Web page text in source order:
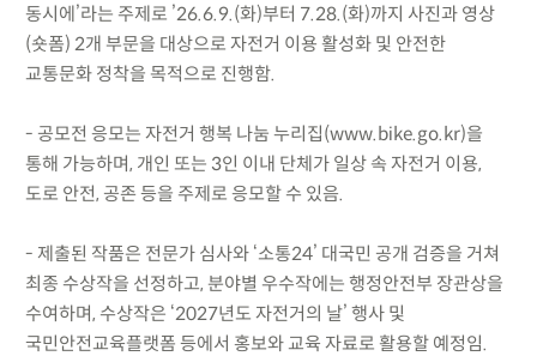
동시에’라는 주제로 ’26.6.9.(화)부터 7.28.(화)까지 사진과 영상
(숏폼) 2개 부문을 대상으로 자전거 이용 활성화 및 안전한
교통문화 정착을 목적으로 진행함.
- 공모전 응모는 자전거 행복 나눔 누리집(www.bike.go.kr)을
통해 가능하며, 개인 또는 3인 이내 단체가 일상 속 자전거 이용,
도로 안전, 공존 등을 주제로 응모할 수 있음.
- 제출된 작품은 전문가 심사와 ‘소통24’ 대국민 공개 검증을 거쳐
최종 수상작을 선정하고, 분야별 우수작에는 행정안전부 장관상을
수여하며, 수상작은 ‘2027년도 자전거의 날’ 행사 및
국민안전교육플랫폼 등에서 홍보와 교육 자료로 활용할 예정임.